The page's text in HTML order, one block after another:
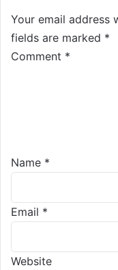
Your email address
fields are marked *
Comment *
Name *
Email *
Website